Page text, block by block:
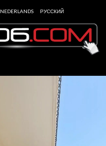
NEDERLANDS РУССКИЙ